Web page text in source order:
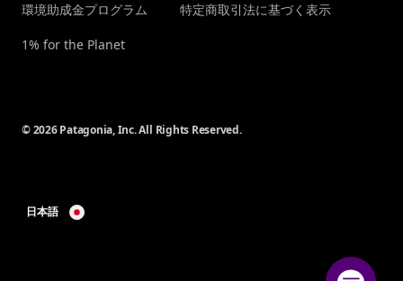
環境助成金プログラム
1% for the Planet
特定商取引法に基づく表示
© 2026 Patagonia, Inc. All Rights Reserved.
日本語